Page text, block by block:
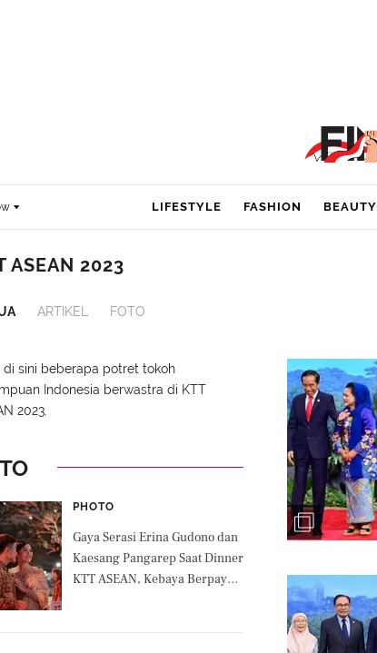
LIFESTYLE FASHION BEAUTY
ASEAN 2023
ARTIKEL FOTO
di sini beberapa potret tokoh
Indonesia berwastra di KTT
2023.
PHOTO
Gaya Serasi Erina Gudono dan
Kaesang Pangarep Saat Dinner
KTT ASEAN, Kebaya Berpayet